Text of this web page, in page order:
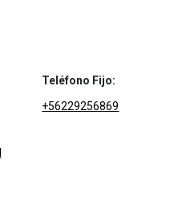
Teléfono Fijo:
+56229256869